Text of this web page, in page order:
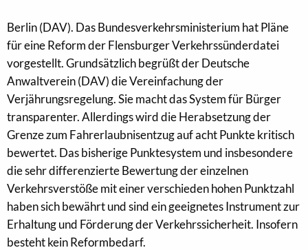
Berlin (DAV). Das Bundesverkehrsministerium hat Pläne
für eine Reform der Flensburger Verkehrssünderdatei
vorgestellt. Grundsätzlich begrüßt der Deutsche
Anwaltverein (DAV) die Vereinfachung der
Verjährungsregelung. Sie macht das System für Bürger
transparenter. Allerdings wird die Herabsetzung der
Grenze zum Fahrerlaubnisentzug auf acht Punkte kritisch
bewertet. Das bisherige Punktesystem und insbesondere
die sehr differenzierte Bewertung der einzelnen
Verkehrsverstöße mit einer verschieden hohen Punktzahl
haben sich bewährt und sind ein geeignetes Instrument zur
Erhaltung und Förderung der Verkehrssicherheit. Insofern
besteht kein Reformbedarf.